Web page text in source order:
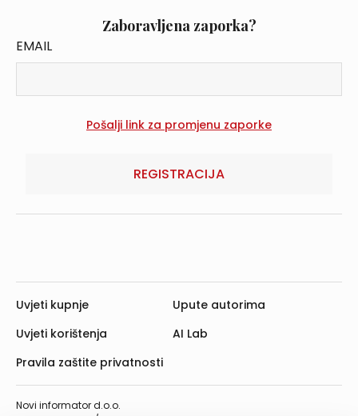
Zaboravljena zaporka?
EMAIL
REGISTRACIJA
Novi informator d.o.o.
Uvjeti kupnje
Uvjeti korištenja
Pravila zaštite privatnosti
Upute autorima
AI Lab